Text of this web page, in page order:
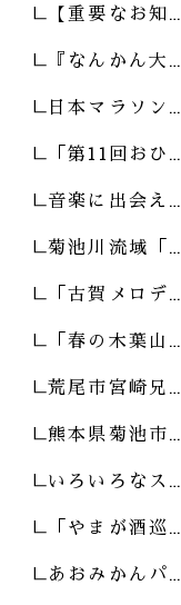
【重要なお知…
『なんかん大…
日本マラソン…
「第11回おひ…
音楽に出会え…
菊池川流域「…
「古賀メロデ…
「春の木葉山…
荒尾市宮崎兄…
熊本県菊池市…
いろいろなス…
「やまが酒巡…
あおみかんパ…